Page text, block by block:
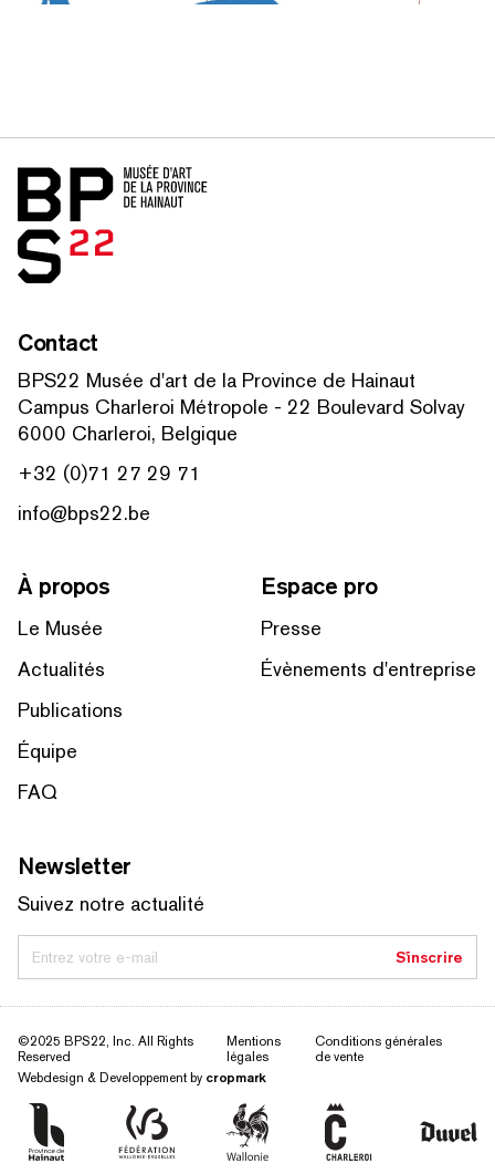
Accueil
Contact
BPS22 Musée d'art de la Province de Hainaut
Campus Charleroi Métropole - 22 Boulevard Solvay
6000 Charleroi, Belgique
+32 (0)71 27 29 71
info@bps22.be
À propos
Le Musée
Actualités
Publications
Équipe
FAQ
Espace pro
Presse
Évènements d'entreprise
Newsletter
Suivez notre actualité
Entrez votre e-mail S'inscrire
©2025 BPS22, Inc. All Rights
Reserved
Mentions
légales
Conditions générales
de vente
Webdesign & Developpement by cropmark